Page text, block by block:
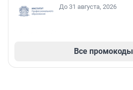
До 31 августа, 2026
Все промокоды